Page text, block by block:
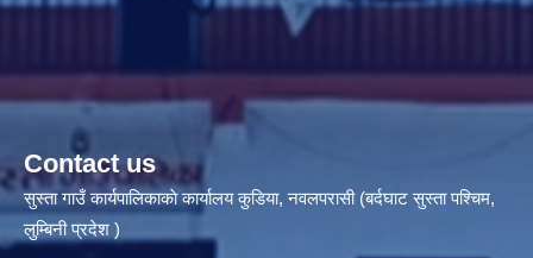
Contact us
सुस्ता गाउँ कार्यपालिकाकाे कार्यालय कुडिया, नवलपरासी (बर्दघाट सुस्ता पश्चिम,
लुम्बिनी प्रदेश )